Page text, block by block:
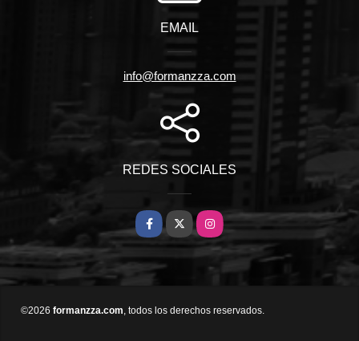
EMAIL
info@formanzza.com
REDES SOCIALES
Facebook
X Instagram
©2026 formanzza.com , todos los derechos reservados.